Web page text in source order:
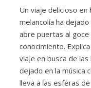
Un viaje delicioso en
melancolía ha
abre puertas al
conocimiento.
viaje en busca de las
dejado en la música
lleva a las esferas